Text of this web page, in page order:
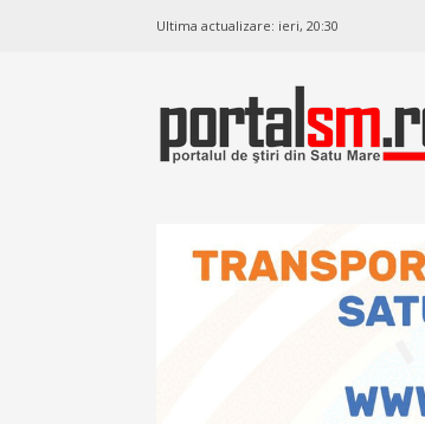
Ultima actualizare: ieri, 20:30